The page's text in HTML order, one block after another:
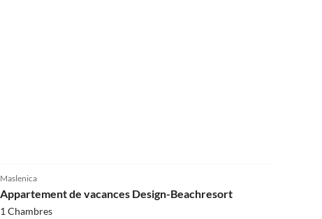
Vacances à la plage
Maslenica
Appartement de vacances Design-Beachresort
1 Chambres